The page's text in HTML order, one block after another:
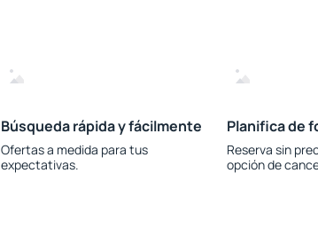
Búsqueda rápida y fácilmente
Ofertas a medida para tus
expectativas.
Planifica de
Reserva sin
opción de